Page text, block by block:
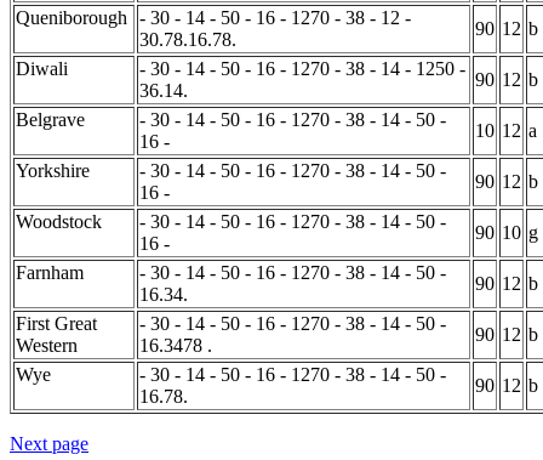
Queniborough
- 30 - 14 - 50 - 16 - 1270 - 38 - 12 -
30.78.16.78.
90 12 b
Diwali
- 30 - 14 - 50 - 16 - 1270 - 38 - 14 - 1250 -
36.14.
90 12 b
Belgrave
- 30 - 14 - 50 - 16 - 1270 - 38 - 14 - 50 -
16 -
10 12 a
Yorkshire
- 30 - 14 - 50 - 16 - 1270 - 38 - 14 - 50 -
16 -
90 12 b
Woodstock
- 30 - 14 - 50 - 16 - 1270 - 38 - 14 - 50 -
16 -
90 10 g
Farnham
- 30 - 14 - 50 - 16 - 1270 - 38 - 14 - 50 -
16.34.
90 12 b
First Great
Western
- 30 - 14 - 50 - 16 - 1270 - 38 - 14 - 50 -
16.3478 .
90 12 b
Wye
- 30 - 14 - 50 - 16 - 1270 - 38 - 14 - 50 -
16.78.
90 12 b
Next page